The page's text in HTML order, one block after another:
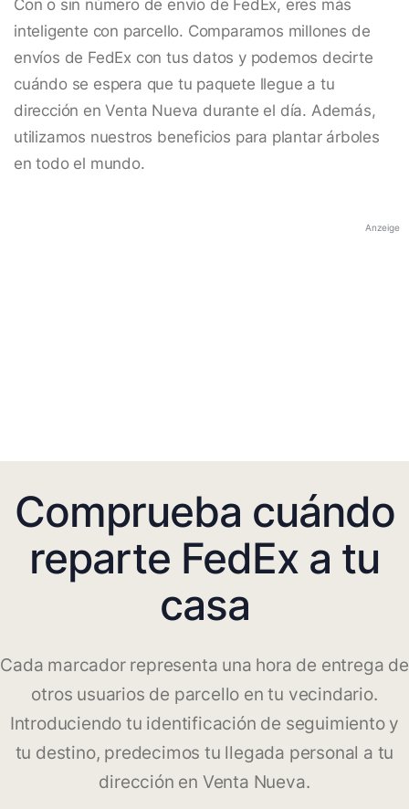
Con o sin número de envío de FedEx, eres más
inteligente con parcello. Comparamos millones de
envíos de FedEx con tus datos y podemos decirte
cuándo se espera que tu paquete llegue a tu
dirección en Venta Nueva durante el día. Además,
utilizamos nuestros beneficios para plantar árboles
en todo el mundo.
Anzeige
Comprueba cuándo
reparte FedEx a tu
casa
Cada marcador representa una hora de entrega de
otros usuarios de parcello en tu vecindario.
Introduciendo tu identificación de seguimiento y
tu destino, predecimos tu llegada personal a tu
dirección en Venta Nueva.